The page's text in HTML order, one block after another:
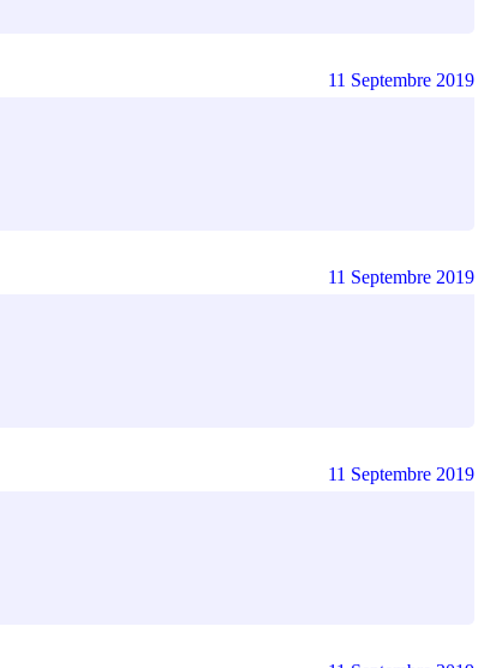
11 Septembre 2019
11 Septembre 2019
11 Septembre 2019